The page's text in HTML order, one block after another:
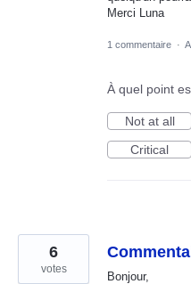
Merci Luna
1 commentaire ·
À quel point
Not at all
Critical
Bonjour,
6
votes